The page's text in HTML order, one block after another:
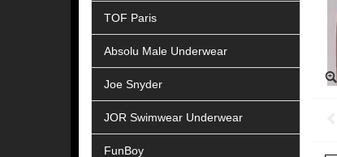
TOF Paris
Absolu Male Underwear
Joe Snyder
JOR Swimwear Underwear
FunBoy